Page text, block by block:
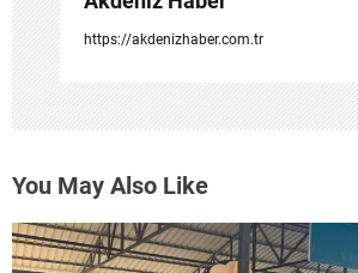
https://akdenizhaber.com.tr
You May Also Like